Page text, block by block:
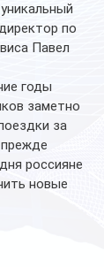
по
Павел
годы
заметно
за
прежде
россияне
новые